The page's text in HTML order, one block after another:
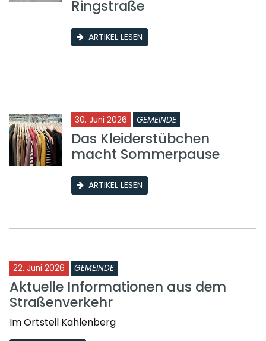
Ringstraße
ARTIKEL LESEN
30. Juni 2026 GEMEINDE
Das Kleiderstübchen
macht Sommerpause
ARTIKEL LESEN
22. Juni 2026 GEMEINDE
Aktuelle Informationen aus dem
Straßenverkehr
Im Ortsteil Kahlenberg